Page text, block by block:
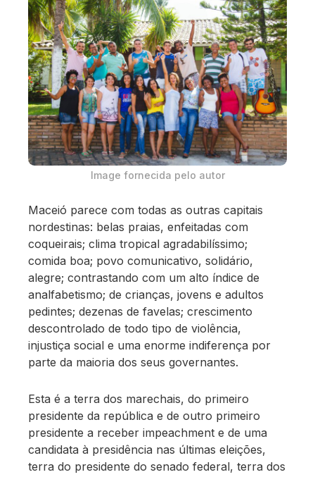
Image fornecida pelo autor
Maceió parece com todas as outras capitais
nordestinas: belas praias, enfeitadas com
coqueirais; clima tropical agradabilíssimo;
comida boa; povo comunicativo, solidário,
alegre; contrastando com um alto índice de
analfabetismo; de crianças, jovens e adultos
pedintes; dezenas de favelas; crescimento
descontrolado de todo tipo de violência,
injustiça social e uma enorme indiferença por
parte da maioria dos seus governantes.
Esta é a terra dos marechais, do primeiro
presidente da república e de outro primeiro
presidente a receber impeachment e de uma
candidata à presidência nas últimas eleições,
terra do presidente do senado federal, terra dos